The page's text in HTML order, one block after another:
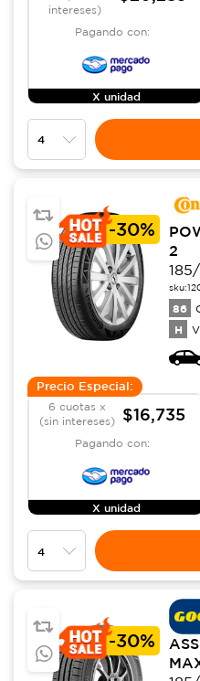
intereses)
Pagando con:
X unidad
-30%
2
sku:
86
H
Precio Especial:
6 cuotas x
(sin intereses)
$16,735
Pagando con:
X unidad
-30%